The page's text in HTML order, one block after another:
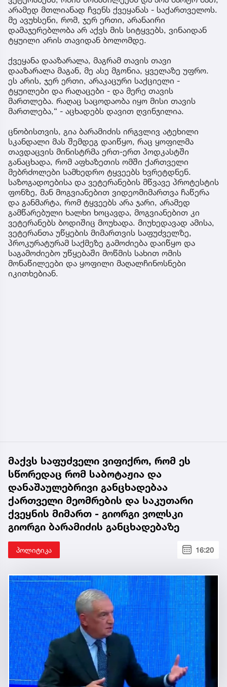
არამედ მთლიანად ჩვენს ქვეყანას - საქართველოს.
მე ავუხსენი, რომ, ჯერ ერთი, არანაირი
დამაჯერებლობა არ აქვს მის სიტყვებს, ვინაიდან
ტყუილი არის თავიდან ბოლომდე.
ქვეყანა დააზარალა, მაგრამ თავის თავი
დააზარალა მაგან, მე ასე მგონია, ყველაზე უფრო.
ეს არის, ჯერ ერთი, არაკაცური საქციელი -
ტყუილები და რაღაცები - და მერე თავის
მართლება. რაღაც საცოდაობა იყო მისი თავის
მართლება,“ - აცხადებს დავით ღვინჯილია.
ცნობისთვის, გია ბარამიძის ირგვლივ ატეხილი
სკანდალი მას შემდეგ დაიწყო, რაც ყოფილმა
თავდაცვის მინისტრმა ერთ-ერთ პოდკასტში
განაცხადა, რომ აფხაზეთის ომში ქართველი
მებრძოლები სამხედრო ტყვეებს ხვრეტდნენ.
საზოგადოებისა და ვეტერანების მწვავე პროტესტის
ფონზე, მან მოგვიანებით ვიდეომიმართვა ჩაწერა
და განმარტა, რომ ტყვეებს არა ჯარი, არამედ
გამწარებული ხალხი ხოცავდა, მოგვიანებით კი
ვეტერანებს ბოდიშიც მოუხადა. მიუხედავად ამისა,
ვეტერანთა უწყების მიმართვის საფუძველზე,
პროკურატურამ საქმეზე გამოძიება დაიწყო და
საგამოძიებო უწყებაში მოწმის სახით ომის
მონაწილეები და ყოფილი მაღალჩინოსნები
იკითხებიან.
მაქვს საფუძველი ვიფიქრო, რომ ეს
სწორედაც რომ საბოტაჟია და
დანაშაულებრივი განცხადებაა
ქართველი მეომრების და საკუთარი
ქვეყნის მიმართ - გიორგი ვოლსკი
გიორგი ბარამიძის განცხადებაზე
პოლიტიკა 16:20